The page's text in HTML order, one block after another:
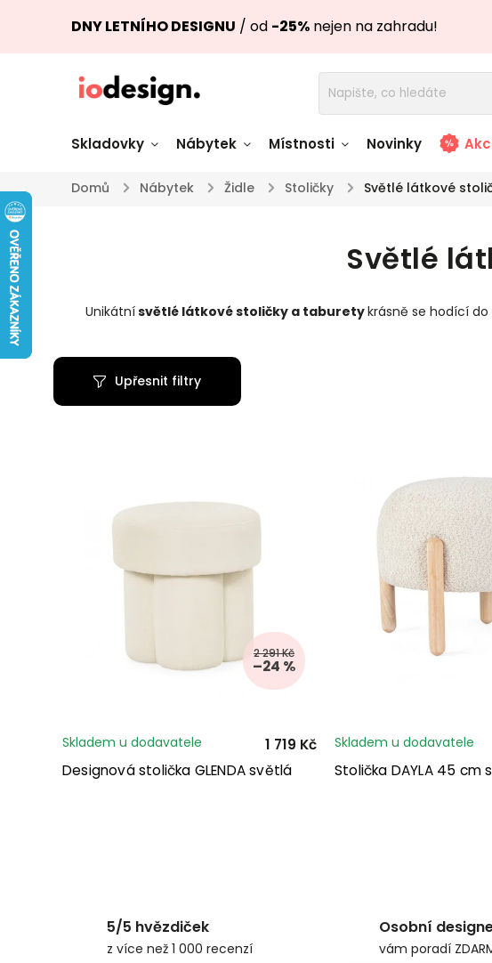
DNY LETNÍHO DESIGNU / od -25% nejen na zahradu!
Skladovky
Židle skladem
Úložné prostory
skladem
Doplňky a
Nádobí skladem
Nábytek Místnosti Novinky
Domů / Nábytek / Židle / Stoličky / Světlé látkové
Světlé
Unikátnísvětlé látkovéstoličky a taburetykrásně se hodící
Upřesnit filtry
2 291 Kč
–24 %
Designová stolička GLENDA světlá
Skladem u dodavatele 1 719 Kč
Stolička DAYLA 45 cm
Skladem u dodavatele
5/5 hvězdiček
z více než 1 000 recenzí
Osobní
vám poradí